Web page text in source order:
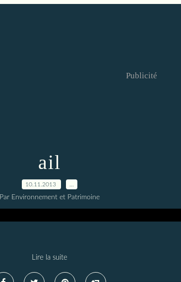
Publicité
ail
10.11.2013
Par Environnement et Patrimoine
Lire la suite